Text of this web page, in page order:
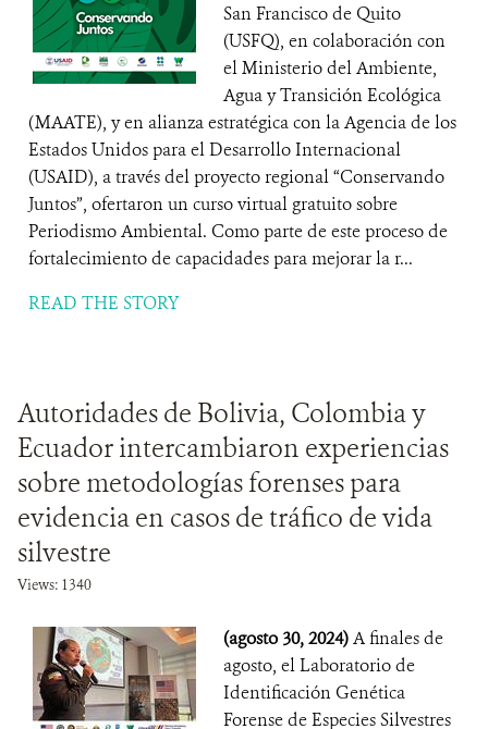
San Francisco de Quito
(USFQ), en colaboración con
el Ministerio del Ambiente,
Agua y Transición Ecológica
(MAATE), y en alianza estratégica con la Agencia de los
Estados Unidos para el Desarrollo Internacional
(USAID), a través del proyecto regional “Conservando
Juntos”, ofertaron un curso virtual gratuito sobre
Periodismo Ambiental. Como parte de este proceso de
fortalecimiento de capacidades para mejorar la r...
READ THE STORY
Autoridades de Bolivia, Colombia y
Ecuador intercambiaron experiencias
sobre metodologías forenses para
evidencia en casos de tráfico de vida
silvestre
Views: 1340
(agosto 30, 2024)A finales de
agosto, el Laboratorio de
Identificación Genética
Forense de Especies Silvestres